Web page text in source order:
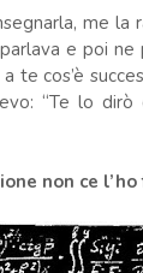
me la
e poi ne
te cos’è
“Te lo dirò
non ce